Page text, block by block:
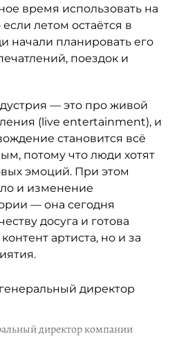
время использовать на
летом остаётся в
начали планировать его
поездок и
— это про живой
(live entertainment), и
становится всё
потому что люди хотят
эмоций. При этом
и изменение
— она сегодня
досуга и готова
артиста, но и за
директор компании